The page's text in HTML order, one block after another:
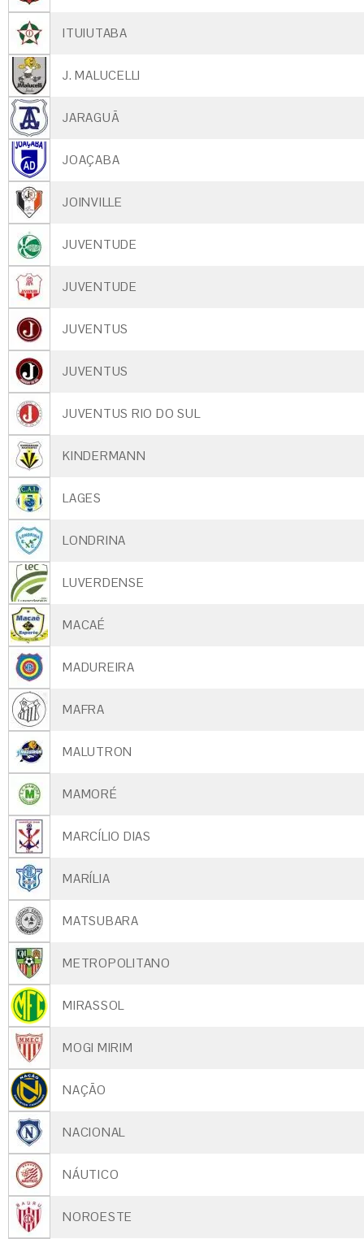
ITUIUTABA
J. MALUCELLI
JARAGUÃ
JOAÇABA
JOINVILLE
JUVENTUDE
JUVENTUDE
JUVENTUS
JUVENTUS
JUVENTUS RIO DO SUL
KINDERMANN
LAGES
LONDRINA
LUVERDENSE
MACAÉ
MADUREIRA
MAFRA
MALUTRON
MAMORÉ
MARCÍLIO DIAS
MARÍLIA
MATSUBARA
METROPOLITANO
MIRASSOL
MOGI MIRIM
NAÇÃO
NACIONAL
NÁUTICO
NOROESTE